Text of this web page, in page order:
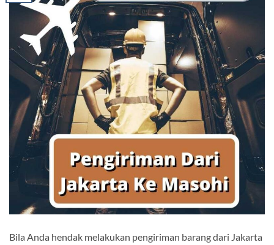
Bila Anda hendak melakukan pengiriman barang dari Jakarta